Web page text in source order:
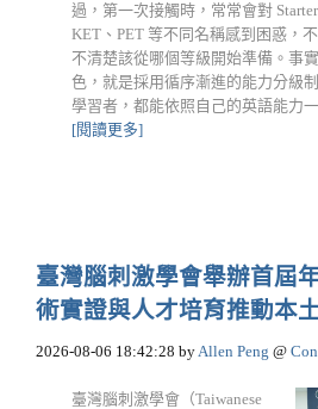
過，第一次接觸時，常常會對
KET、PET 等不同名稱感到困惑，
不清楚該從哪個等級開始準備。事
色，就是採用循序漸進的能力分級
學習者，都能依照自己的英語能力
[閱讀更多]
臺灣腦刺激學會舉辦首屆
術實證與人才培育推動本
2026-08-06 18:42:28 byAllen Peng @
臺灣腦刺激學會（Taiwanese